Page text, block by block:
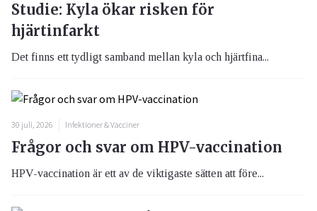
Studie: Kyla ökar risken för
hjärtinfarkt
Det finns ett tydligt samband mellan kyla och hjärtfina...
30 juli, 2026 Infektioner & Vacciner
Frågor och svar om HPV-vaccination
HPV-vaccination är ett av de viktigaste sätten att före...